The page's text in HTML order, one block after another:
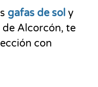
gafas de sol y
Alcorcón, te
con